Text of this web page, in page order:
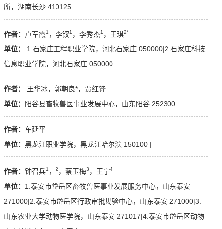
所，湖南长沙 410125
作者： 卢军霞1 ，李钗1 ，李秀杰1 ，王琪2*
单位：
1.石家庄工程职业学院，河北石家庄 050000|2.石家庄科技
信息职业学院，河北石家庄 050000
作者：
王华冰，郭朝良*，贾红锋
单位：
阳谷县畜牧兽医事业发展中心，山东阳谷 252300
作者： 车延平
单位： 黑龙江职业学院，黑龙江哈尔滨 150100 |
作者： 钟召兵1 ， 2 ，蔡玉梅3 ，王宁4
单位： 1.泰安市岱岳区畜牧兽医事业发展服务中心，山东泰安
271000|2.泰安市岱岳区行政审批勘验中心，山东泰安 271000|3.
山东农业大学动物医学院，山东泰安 271017|4.泰安市岱岳区动物